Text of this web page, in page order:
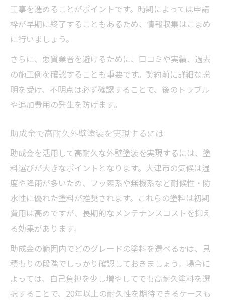
工事を進めることがポイントです。時期によっては申請
枠が早期に終了することもあるため、情報収集はこまめ
に行いましょう。
さらに、悪質業者を避けるために、口コミや実績、過去
の施工例を確認することも重要です。契約前に詳細な説
明を受け、不明点は必ず確認することで、後のトラブル
や追加費用の発生を防げます。
助成金で高耐久外壁塗装を実現するには
助成金を活用して高耐久な外壁塗装を実現するには、塗
料選びが大きなポイントとなります。大津市の気候は湿
度や降雨が多いため、フッ素系や無機系など耐候性・防
水性に優れた塗料が推奨されます。これらの塗料は初期
費用は高めですが、長期的なメンテナンスコストを抑え
る効果があります。
助成金の範囲内でどのグレードの塗料を選べるかは、見
積もりの段階でしっかり確認しておきましょう。場合に
よっては、自己負担を少し増やしてでも高耐久塗料を選
択することで、20年以上の耐久性を期待できるケースも